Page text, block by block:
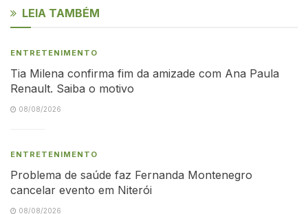
LEIA TAMBÉM
ENTRETENIMENTO
Tia Milena confirma fim da amizade com Ana Paula
Renault. Saiba o motivo
08/08/2026
ENTRETENIMENTO
Problema de saúde faz Fernanda Montenegro
cancelar evento em Niterói
08/08/2026